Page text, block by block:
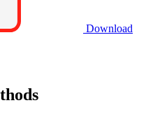
Download